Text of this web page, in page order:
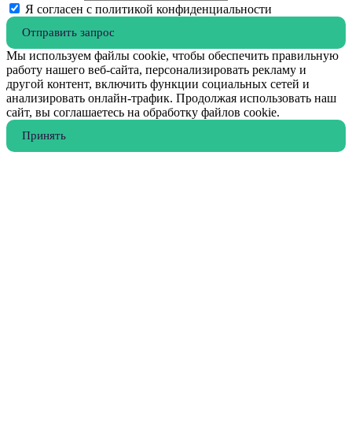
Я согласен с политикой конфиденциальности
Отправить запрос
Мы используем файлы cookie, чтобы обеспечить правильную
работу нашего веб-сайта, персонализировать рекламу и
другой контент, включить функции социальных сетей и
анализировать онлайн-трафик. Продолжая использовать наш
сайт, вы соглашаетесь на обработку файлов cookie.
Принять